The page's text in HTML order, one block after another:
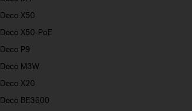
Deco X50
Deco X50-PoE
Deco P9
Deco M3W
Deco X20
Deco BE3600